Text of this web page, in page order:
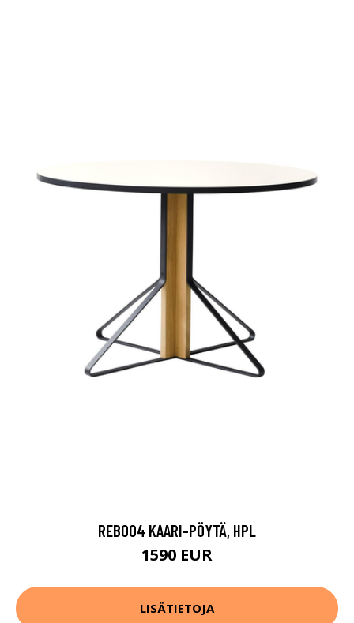
REB004 KAARI-PÖYTÄ, HPL
1590 EUR
LISÄTIETOJA